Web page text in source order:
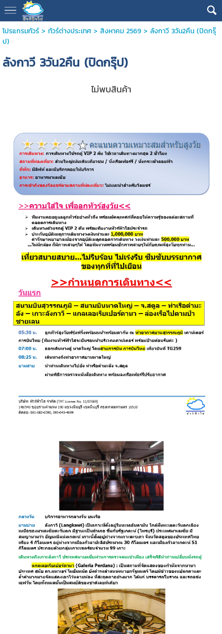
โปรแกรมทัวร์> ทัวร์ต่างประเทศ> สิงหาคม 2569> ลังกาวี 3วัน2คืน (ปิดกรุ๊
ป)
ลังกาวี 3วัน2คืน (ปิดกรุ๊ป)
ไม่พบสินค้า